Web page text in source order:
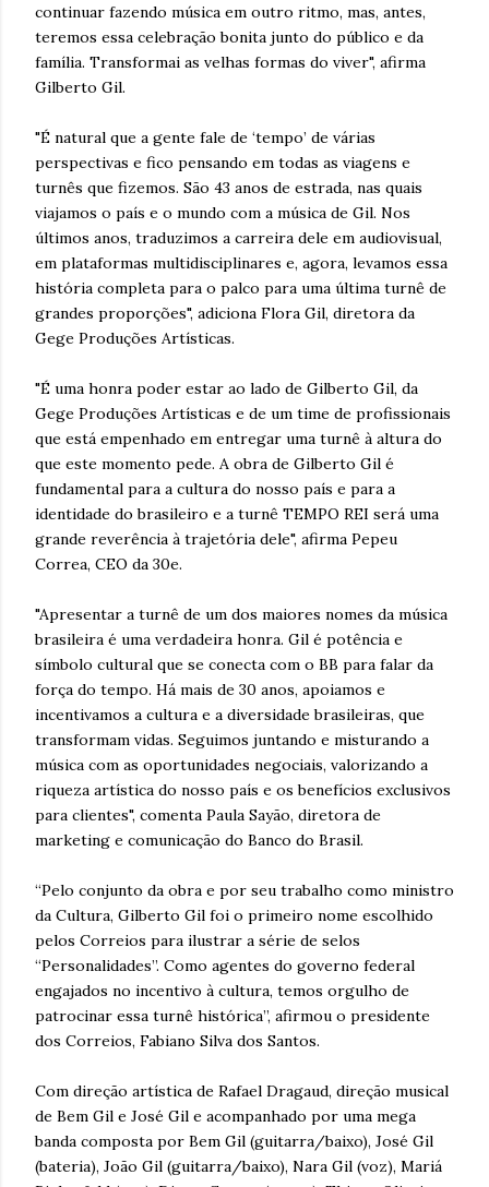
continuar fazendo música em outro ritmo, mas, antes,
teremos essa celebração bonita junto do público e da
família. Transformai as velhas formas do viver", afirma
Gilberto Gil.
"É natural que a gente fale de ‘tempo’ de várias
perspectivas e fico pensando em todas as viagens e
turnês que fizemos. São 43 anos de estrada, nas quais
viajamos o país e o mundo com a música de Gil. Nos
últimos anos, traduzimos a carreira dele em audiovisual,
em plataformas multidisciplinares e, agora, levamos essa
história completa para o palco para uma última turnê de
grandes proporções", adiciona Flora Gil, diretora da
Gege Produções Artísticas.
"É uma honra poder estar ao lado de Gilberto Gil, da
Gege Produções Artísticas e de um time de profissionais
que está empenhado em entregar uma turnê à altura do
que este momento pede. A obra de Gilberto Gil é
fundamental para a cultura do nosso país e para a
identidade do brasileiro e a turnê TEMPO REI será uma
grande reverência à trajetória dele", afirma Pepeu
Correa, CEO da 30e.
"Apresentar a turnê de um dos maiores nomes da música
brasileira é uma verdadeira honra. Gil é potência e
símbolo cultural que se conecta com o BB para falar da
força do tempo. Há mais de 30 anos, apoiamos e
incentivamos a cultura e a diversidade brasileiras, que
transformam vidas. Seguimos juntando e misturando a
música com as oportunidades negociais, valorizando a
riqueza artística do nosso país e os benefícios exclusivos
para clientes", comenta Paula Sayão, diretora de
marketing e comunicação do Banco do Brasil.
“Pelo conjunto da obra e por seu trabalho como ministro
da Cultura, Gilberto Gil foi o primeiro nome escolhido
pelos Correios para ilustrar a série de selos
“Personalidades”. Como agentes do governo federal
engajados no incentivo à cultura, temos orgulho de
patrocinar essa turnê histórica”, afirmou o presidente
dos Correios, Fabiano Silva dos Santos.
Com direção artística de Rafael Dragaud, direção musical
de Bem Gil e José Gil e acompanhado por uma mega
banda composta por Bem Gil (guitarra/baixo), José Gil
(bateria), João Gil (guitarra/baixo), Nara Gil (voz), Mariá